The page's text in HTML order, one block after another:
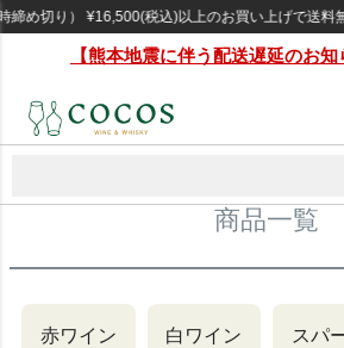
切り） ¥16,500(税込)以上のお買い上げで送料無
【熊本地震に伴う配送遅延のお知
商品一覧
赤ワイン 白ワイン スパ